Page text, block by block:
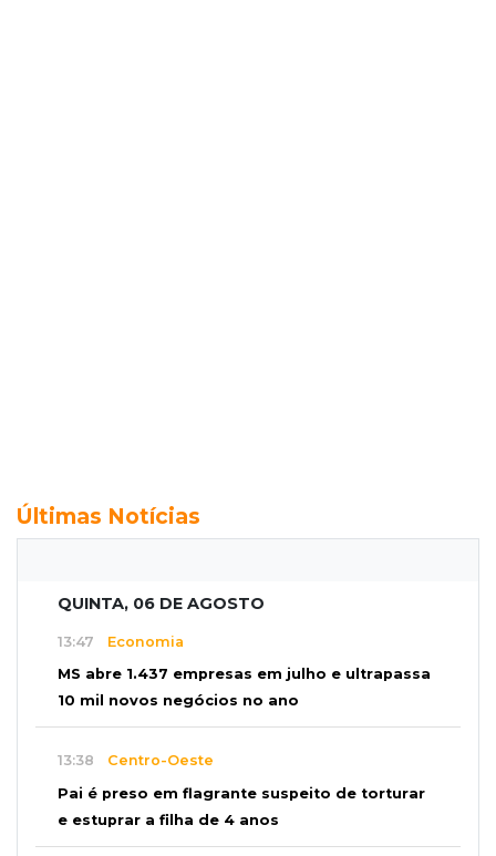
Últimas Notícias
QUINTA, 06 DE AGOSTO
13:47 Economia
MS abre 1.437 empresas em julho e ultrapassa
10 mil novos negócios no ano
13:38 Centro-Oeste
Pai é preso em flagrante suspeito de torturar
e estuprar a filha de 4 anos